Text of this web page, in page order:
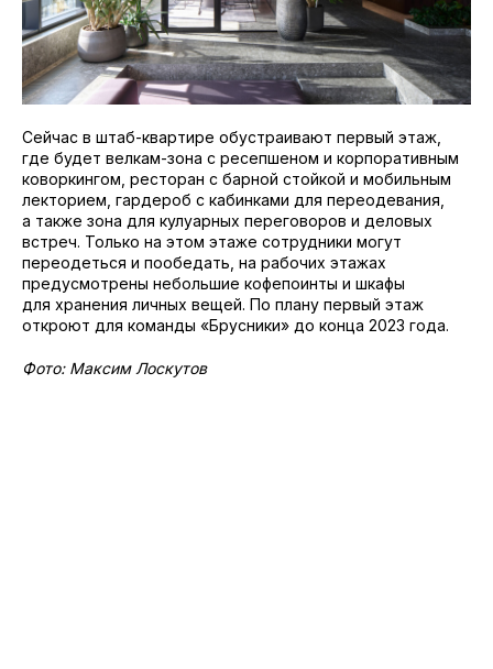
Сейчас в штаб-квартире обустраивают первый этаж,
где будет велкам-зона с ресепшеном и корпоративным
коворкингом, ресторан с барной стойкой и мобильным
лекторием, гардероб с кабинками для переодевания,
а также зона для кулуарных переговоров и деловых
встреч. Только на этом этаже сотрудники могут
переодеться и пообедать, на рабочих этажах
предусмотрены небольшие кофепоинты и шкафы
для хранения личных вещей. По плану первый этаж
откроют для команды «Брусники» до конца 2023 года.
Фото: Максим Лоскутов